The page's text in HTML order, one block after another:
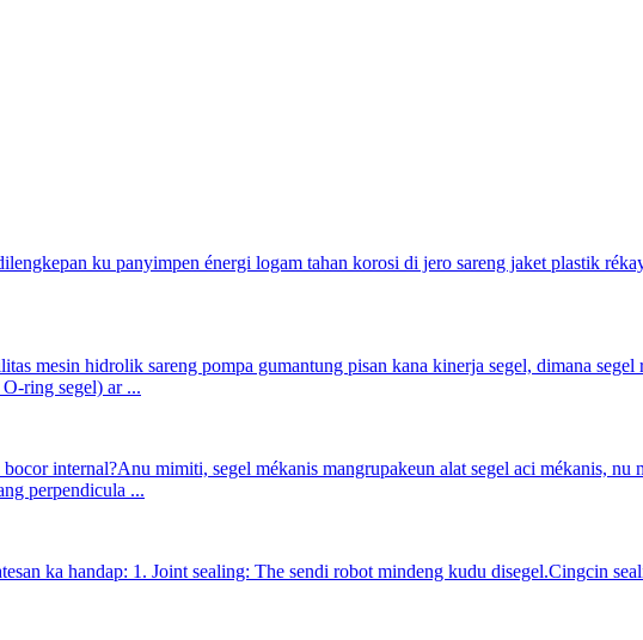
ku panyimpen énergi logam tahan korosi di jero sareng jaket plastik
mesin hidrolik sareng pompa gumantung pisan kana kinerja segel, dimana segel
ring segel) ar ...
internal?Anu mimiti, segel mékanis mangrupakeun alat segel aci mékanis,
perpendicula ...
ka handap: 1. Joint sealing: The sendi robot mindeng kudu disegel.Cingcin